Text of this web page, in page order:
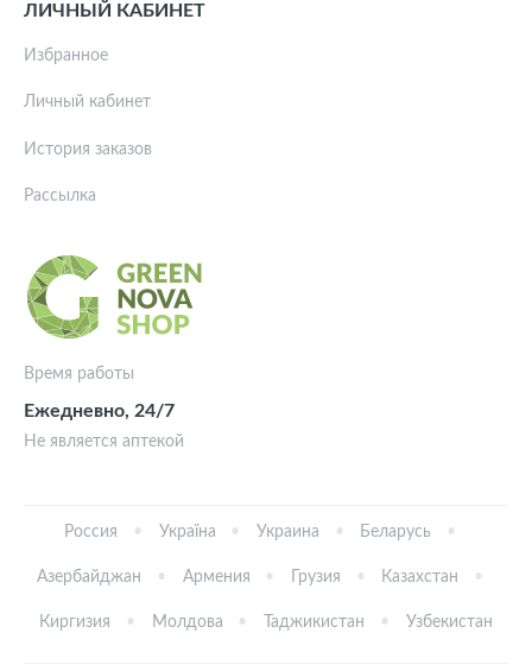
Время работы
Ежедневно, 24/7
Не является аптекой
ЛИЧНЫЙ КАБИНЕТ
Избранное
Личный кабинет
История заказов
Рассылка
Россия Україна Украина Беларусь
Азербайджан Армения Грузия Казахстан
Киргизия Молдова Таджикистан Узбекистан